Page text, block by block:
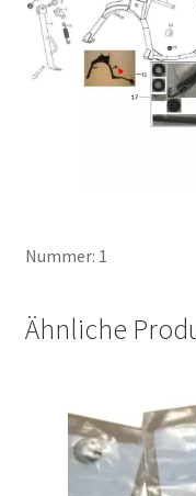
Nummer: 1
Ähnliche